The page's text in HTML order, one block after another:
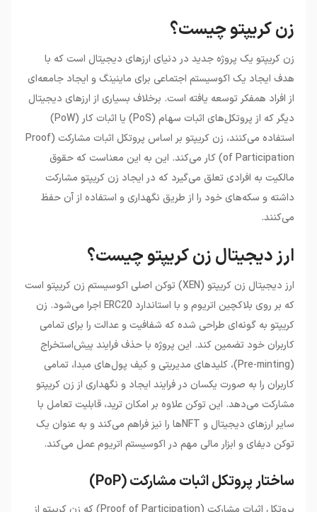
زن کریپتو چیست؟
زن کریپتو یک پروژه جدید در دنیای ارزهای دیجیتال است که با
هدف ایجاد یک اکوسیستم اجتماعی برای ماینینگ و ایجاد جامعه‌ای
از افراد همفکر توسعه یافته است. برخلاف بسیاری از ارزهای دیجیتال
دیگر که از پروتکل‌های اثبات سهام (PoS) یا اثبات کار (PoW)
استفاده می‌کنند، زن کریپتو بر اساس پروتکل اثبات مشارکت (Proof
of Participation) کار می‌کند. این به این معناست که حقوق
مالکیت به افرادی تعلق می‌گیرد که در ایجاد زن کریپتو مشارکت
داشته و سکه‌های خود را از طریق نگهداری و استفاده از آن حفظ
می‌کنند.
ارز دیجیتال زن کریپتو چیست؟
ارز دیجیتال زن کریپتو (XEN) توکن اصلی اکوسیستم زن کریپتو است
که بر روی بلاکچین اتریوم و با استاندارد ERC20 اجرا می‌شود. زن
کریپتو به گونه‌ای طراحی شده که شفافیت و عدالت را برای تمامی
کاربران خود تضمین کند. این پروژه با حذف فرایند پیش‌استخراج
(Pre-minting)، کلیدهای مدیریتی و کیف پول‌های مبدا، تمامی
کاربران را به صورت یکسان در فرایند ایجاد و نگهداری از زن کریپتو
مشارکت می‌دهد. این توکن علاوه بر امکان ترید، قابلیت تعامل با
سایر ارزهای دیجیتال و NFTها را نیز فراهم می‌کند و به عنوان یک
توکن دیفای و ابزار مالی مهم در اکوسیستم اتریوم عمل می‌کند.
ساختار پروتکل اثبات مشارکت (PoP)